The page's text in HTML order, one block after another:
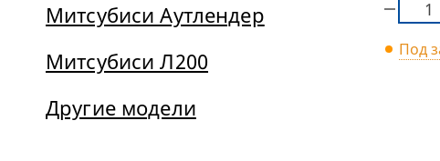
Митсубиси Аутлендер
Митсубиси Л200
Другие модели
Под